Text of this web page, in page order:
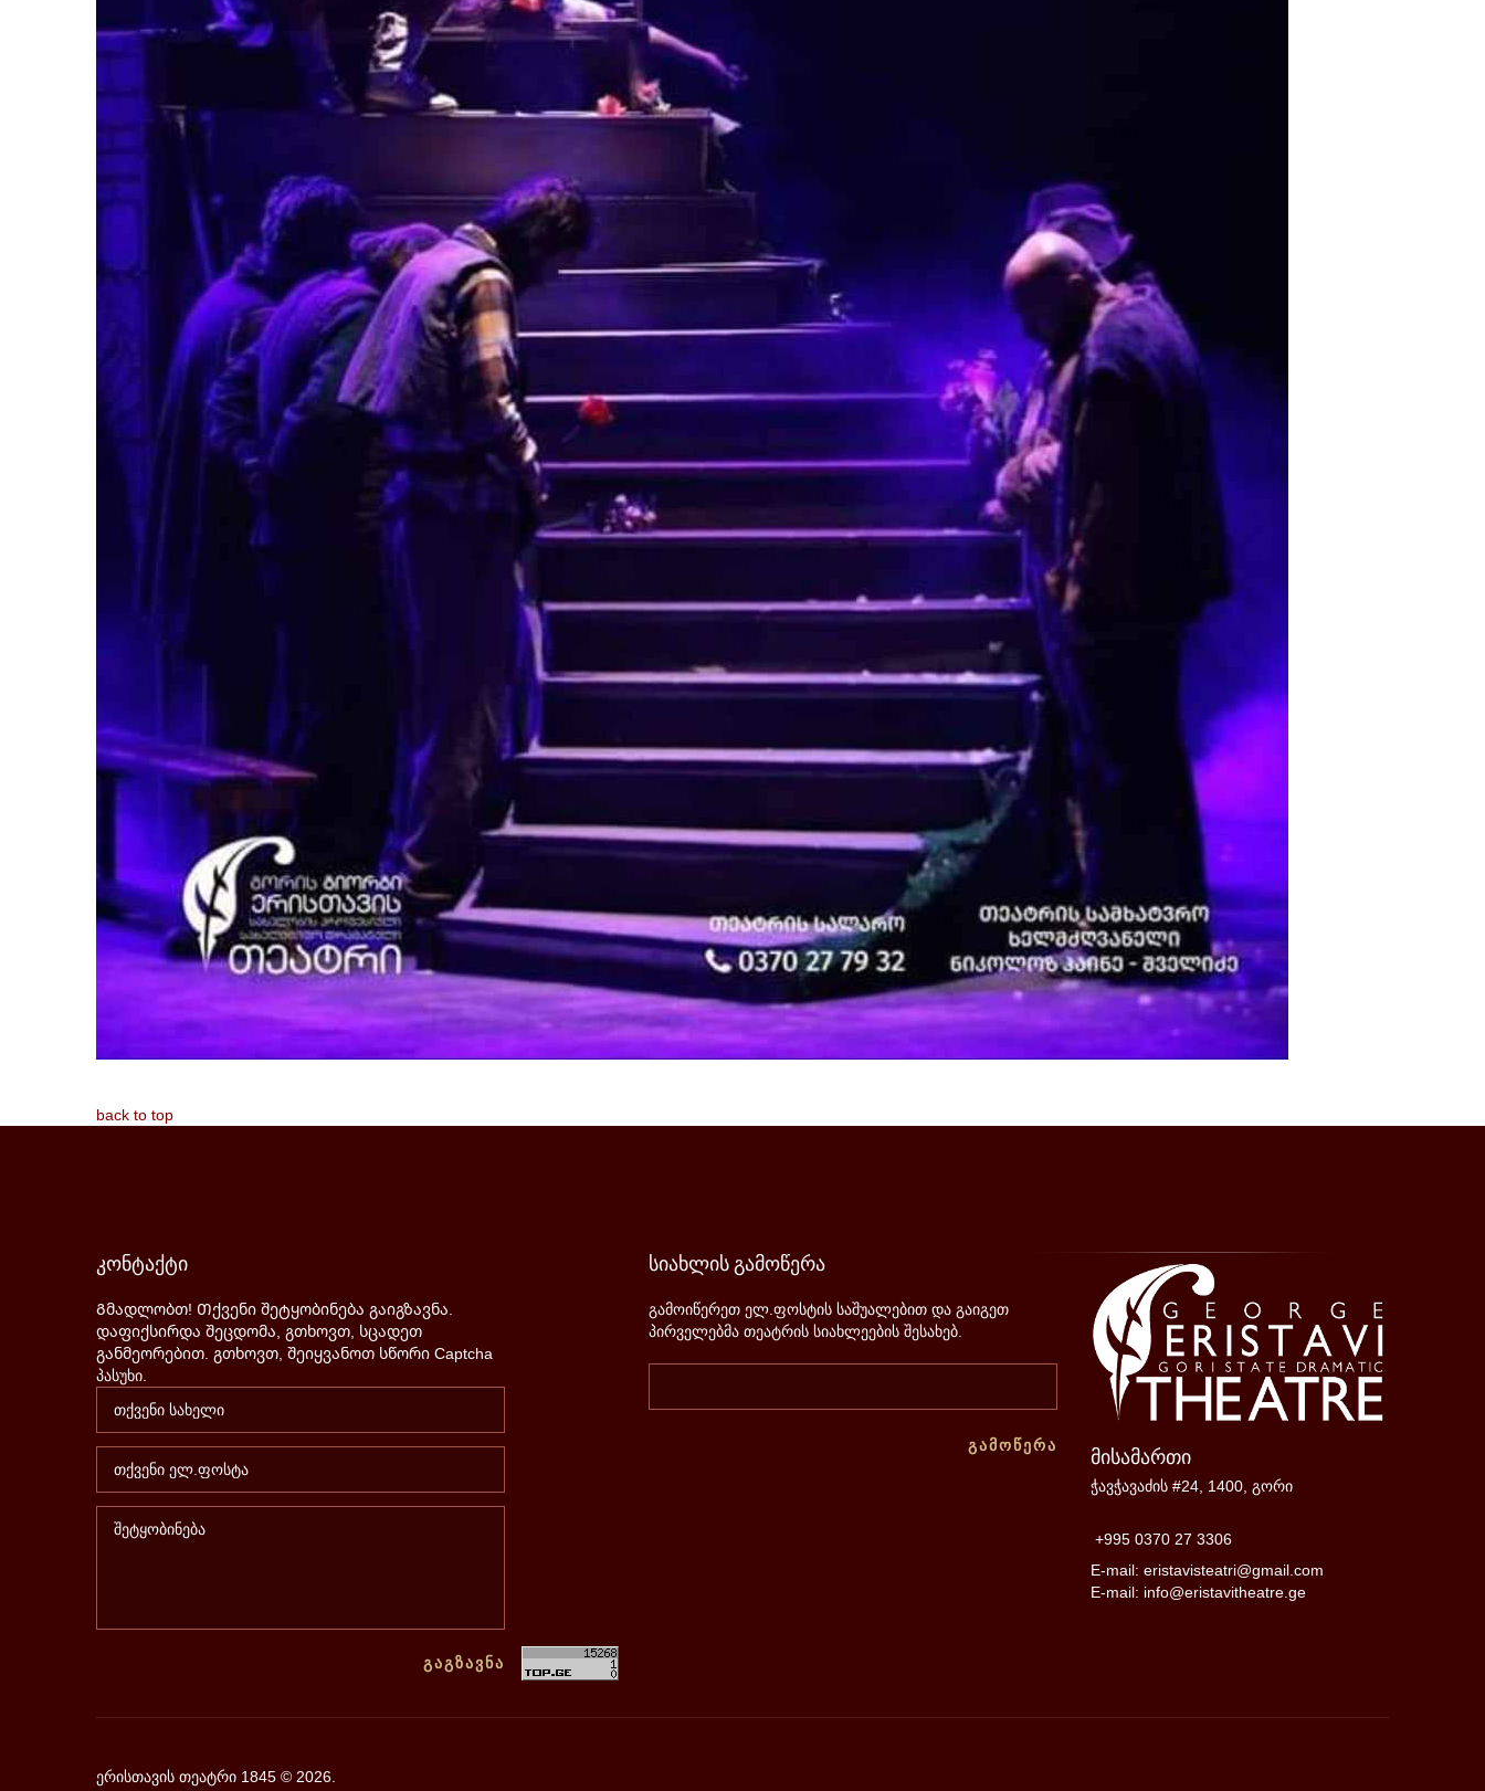
back to top
კონტაქტი
Გმადლობთ! Თქვენი შეტყობინება გაიგზავნა.
დაფიქსირდა შეცდომა, გთხოვთ, სცადეთ
განმეორებით. გთხოვთ, შეიყვანოთ სწორი Captcha
პასუხი.
ᲒᲐᲒᲖᲐᲕᲜᲐ
სიახლისგამოწერა
გამოიწერეთ ელ.ფოსტის საშუალებით და გაიგეთ
პირველებმა თეატრის სიახლეების შესახებ.
ᲒᲐᲛᲝᲬᲔᲠᲐ
მისამართი
ჭავჭავაძის #24, 1400, გორი
+995 0370 27 3306
E-mail: eristavisteatri@gmail.com
E-mail: info@eristavitheatre.ge
ერისთავის თეატრი 1845 © 2026.